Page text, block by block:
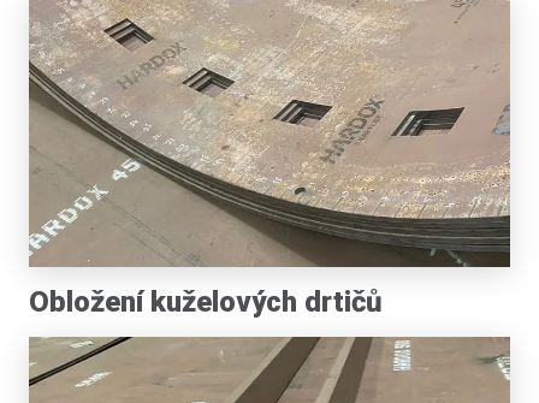
Obložení kuželových drtičů